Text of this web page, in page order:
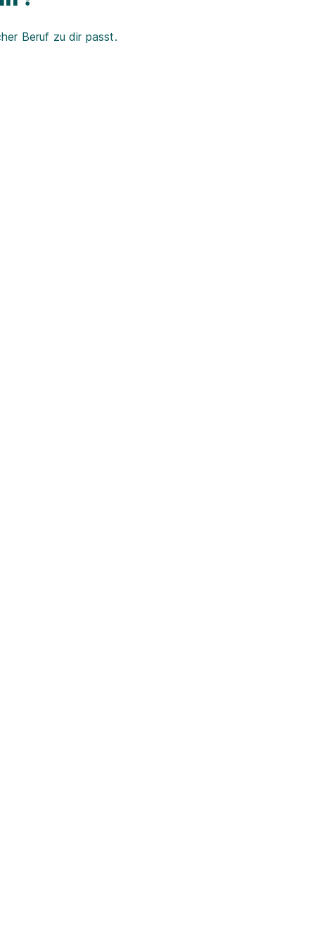
Beruf zu dir passt.